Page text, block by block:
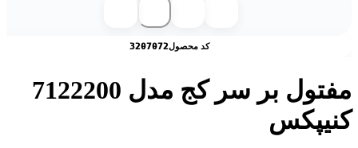
کد محصول3207072
مفتول بر سر کج مدل 7122200
کنیپکس